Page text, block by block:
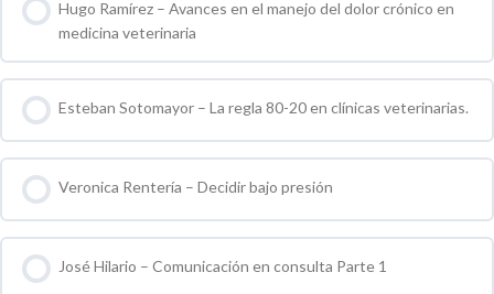
Hugo Ramírez – Avances en el manejo del dolor crónico en
medicina veterinaria
0 % COMPLETO 0 / 0 pasos
Esteban Sotomayor – La regla 80-20 en clínicas veterinarias.
0 % COMPLETO 0 / 0 pasos
Veronica Rentería – Decidir bajo presión
0 % COMPLETO 0 / 0 pasos
José Hilario – Comunicación en consulta Parte 1